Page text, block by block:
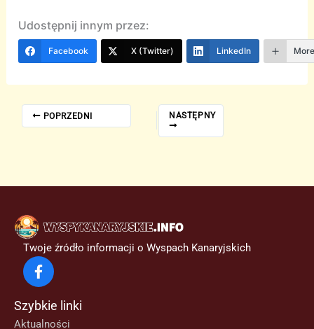
Udostępnij innym przez:
Facebook X (Twitter) LinkedIn
POPRZEDNI NASTĘPNY
Twoje źródło informacji o Wyspach Kanaryjskich
Szybkie linki
Aktualności